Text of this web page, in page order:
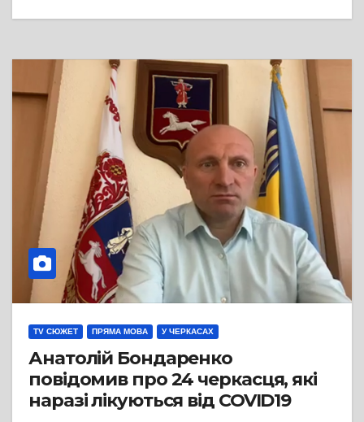
TV СЮЖЕТ ПРЯМА МОВА У ЧЕРКАСАХ
Анатолій Бондаренко
повідомив про 24 черкасця, які
наразі лікуються від COVID19